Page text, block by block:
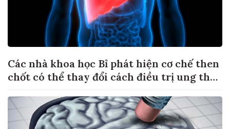
Các nhà khoa học Bỉ phát hiện cơ chế then
chốt có thể thay đổi cách điều trị ung thư